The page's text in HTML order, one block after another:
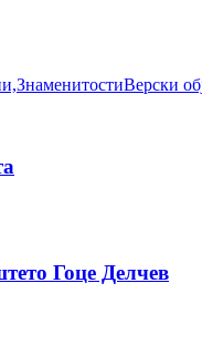
Верски
Гоце Делчев